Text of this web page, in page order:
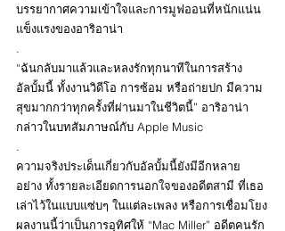
บรรยากาศความเข้าใจและการมูฟออนที่หนักแน่น
แข็งแรงของอาริอาน่า
.
“ฉันกลับมาแล้วและหลงรักทุกนาทีในการสร้าง
อัลบั้มนี้ ทั้งงานวิดีโอ การซ้อม หรือถ่ายปก มีความ
สุขมากกว่าทุกครั้งที่ผ่านมาในชีวิตนี้” อาริอาน่า
กล่าวในบทสัมภาษณ์กับ Apple Music
.
ความจริงประเด็นเกี่ยวกับอัลบั้มนี้ยังมีอีกหลาย
อย่าง ทั้งรายละเอียดการนอกใจของอดีตสามี ที่เธอ
เล่าไว้ในแบบแซ่บๆ ในแต่ละเพลง หรือการเชื่อมโยง
ผลงานนี้ว่าเป็นการอุทิศให้ “Mac Miller” อดีตคนรัก